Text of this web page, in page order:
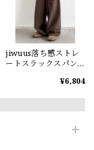
jiwuus落ち感ストレ
ートスラックスパン
¥6,804